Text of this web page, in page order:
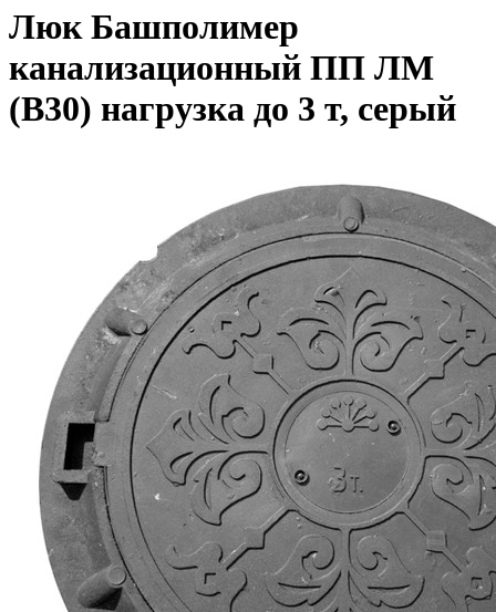
Люк Башполимер
канализационный ПП ЛМ
(B30) нагрузка до 3 т, серый